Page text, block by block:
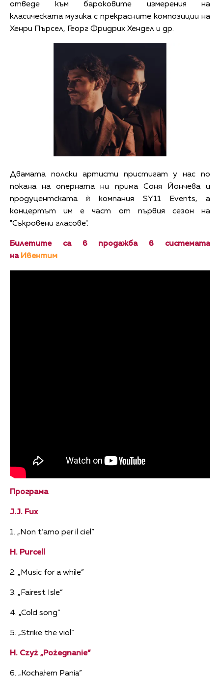
отведе към бароковите измерения на
класическата музика с прекрасните композиции на
Хенри Пърсел, Георг Фридрих Хендел и др.
Двамата полски артисти пристигат у нас по
покана на оперната ни прима Соня Йончева и
продуцентската ѝ компания SY11 Events, а
концертът им е част от първия сезон на
"Съкровени гласове".
Билетите са в продажба в системата
на Ивентим
Програма
J.J. Fux
1. „Non t’amo per il ciel”
H. Purcell
2. „Music for a while”
3. „Fairest Isle”
4. „Cold song”
5. „Strike the viol”
H. Czyż „Pożegnanie”
6. „Kochałem Panią”